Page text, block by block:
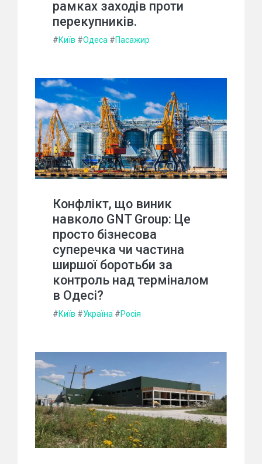
рамках заходів проти
перекупників.
#Київ #Одеса #Пасажир
Конфлікт, що виник
навколо GNT Group: Це
просто бізнесова
суперечка чи частина
ширшої боротьби за
контроль над терміналом
в Одесі?
#Київ #Україна #Росія